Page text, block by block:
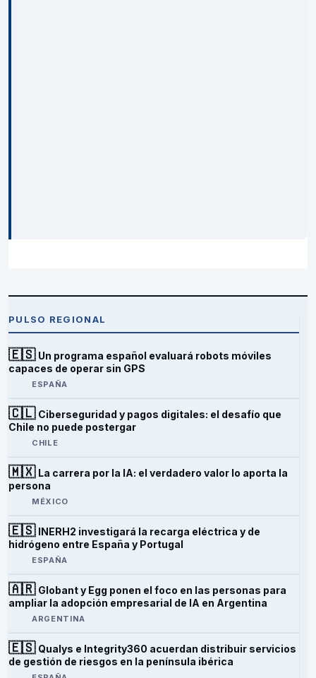
PULSO REGIONAL
🇪🇸 Un programa español evaluará robots móviles
capaces de operar sin GPS
ESPAÑA
🇨🇱 Ciberseguridad y pagos digitales: el desafío que
Chile no puede postergar
CHILE
🇲🇽 La carrera por la IA: el verdadero valor lo aporta la
persona
MÉXICO
🇪🇸 INERH2 investigará la recarga eléctrica y de
hidrógeno entre España y Portugal
ESPAÑA
🇦🇷 Globant y Egg ponen el foco en las personas para
ampliar la adopción empresarial de IA en Argentina
ARGENTINA
🇪🇸 Qualys e Integrity360 acuerdan distribuir servicios
de gestión de riesgos en la península ibérica